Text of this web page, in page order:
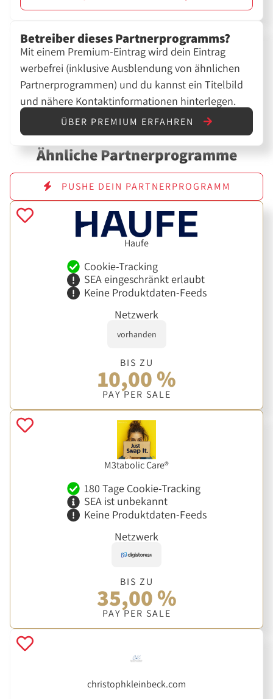
Betreiber dieses Partnerprogramms?
Mit einem Premium-Eintrag wird dein Eintrag
werbefrei (inklusive Ausblendung von ähnlichen
Partnerprogrammen) und du kannst ein Titelbild
und nähere Kontaktinformationen hinterlegen.
ÜBER PREMIUM ERFAHREN
Ähnliche Partnerprogramme
PUSHE DEIN PARTNERPROGRAMM
Haufe
Cookie-Tracking
SEA eingeschränkt erlaubt
Keine Produktdaten-Feeds
Netzwerk
vorhanden
BIS ZU
10,00 %
PAY PER SALE
M3tabolic Care®
180 Tage Cookie-Tracking
SEA ist unbekannt
Keine Produktdaten-Feeds
Netzwerk
BIS ZU
35,00 %
PAY PER SALE
christophkleinbeck.com